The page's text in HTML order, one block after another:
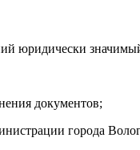
юридически
документов;
города